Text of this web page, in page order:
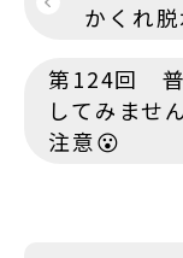
稿
ビ
ゲ
第124回 普
してみませ
注意😮
かくれ